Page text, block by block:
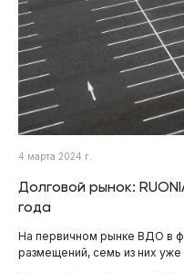
4 марта 2024 г.
Долговой рынок:
года
На первичном рынке ВДО в
размещений, семь из них